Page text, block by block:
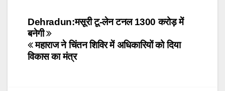
Post
navigation
Dehradun:मसूरी टू-लेन टनल 1300 करोड़ में
बनेगी
महाराज ने चिंतन शिविर में अधिकारियों को दिया
विकास का मंत्र